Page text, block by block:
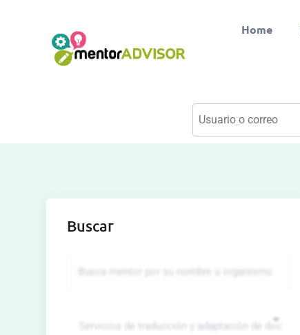
Home
Buscar